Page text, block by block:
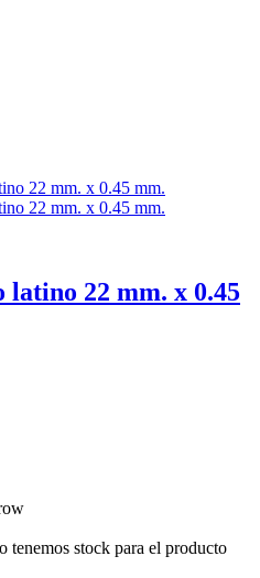
latino 22 mm. x 0.45
tenemos stock para el producto